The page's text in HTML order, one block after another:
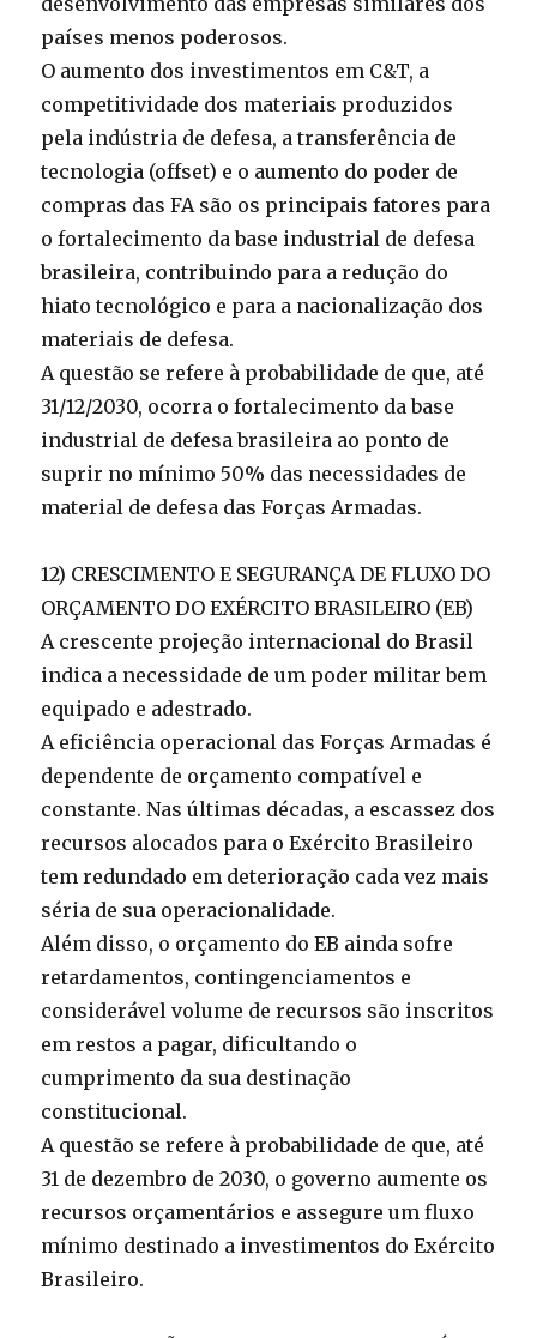
países menos poderosos.
O aumento dos investimentos em C&T, a
competitividade dos materiais produzidos
pela indústria de defesa, a transferência de
tecnologia (offset) e o aumento do poder de
compras das FA são os principais fatores para
o fortalecimento da base industrial de defesa
brasileira, contribuindo para a redução do
hiato tecnológico e para a nacionalização dos
materiais de defesa.
A questão se refere à probabilidade de que, até
31/12/2030, ocorra o fortalecimento da base
industrial de defesa brasileira ao ponto de
suprir no mínimo 50% das necessidades de
material de defesa das Forças Armadas.
12) CRESCIMENTO E SEGURANÇA DE FLUXO DO
ORÇAMENTO DO EXÉRCITO BRASILEIRO (EB)
A crescente projeção internacional do Brasil
indica a necessidade de um poder militar bem
equipado e adestrado.
A eficiência operacional das Forças Armadas é
dependente de orçamento compatível e
constante. Nas últimas décadas, a escassez dos
recursos alocados para o Exército Brasileiro
tem redundado em deterioração cada vez mais
séria de sua operacionalidade.
Além disso, o orçamento do EB ainda sofre
retardamentos, contingenciamentos e
considerável volume de recursos são inscritos
em restos a pagar, dificultando o
cumprimento da sua destinação
constitucional.
A questão se refere à probabilidade de que, até
31 de dezembro de 2030, o governo aumente os
recursos orçamentários e assegure um fluxo
mínimo destinado a investimentos do Exército
Brasileiro.